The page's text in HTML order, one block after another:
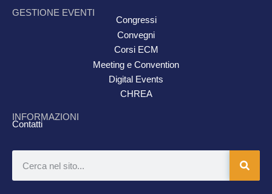
GESTIONE EVENTI
Congressi
Convegni
Corsi ECM
Meeting e Convention
Digital Events
CHREA
INFORMAZIONI
Contatti